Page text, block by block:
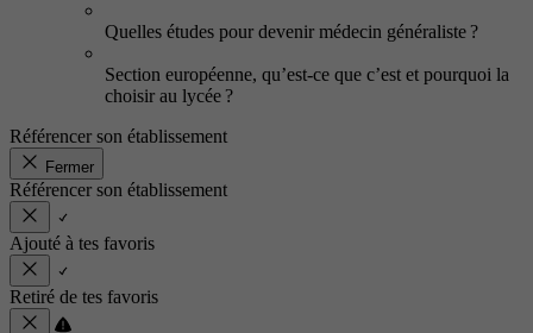
Quelles études pour devenir médecin généraliste ?
Section européenne, qu’est-ce que c’est et pourquoi la
choisir au lycée ?
Référencer son établissement
Fermer
Référencer son établissement
Ajouté à tes favoris
Retiré de tes favoris